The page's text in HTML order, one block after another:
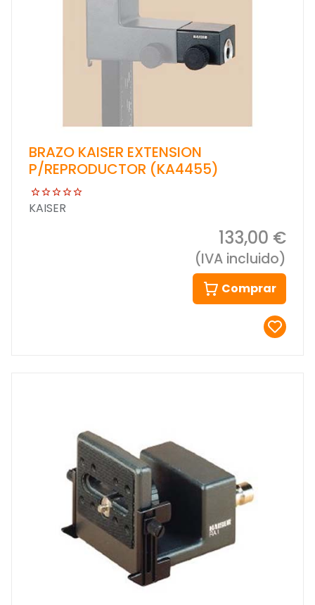
BRAZO KAISER EXTENSION
P/REPRODUCTOR (KA4455)
KAISER
133,00 €
(IVA incluido)
Comprar